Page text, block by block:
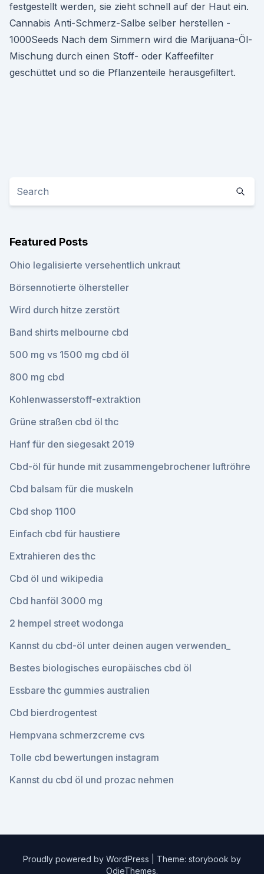
festgestellt werden, sie zieht schnell auf der Haut ein.
Cannabis Anti-Schmerz-Salbe selber herstellen -
1000Seeds Nach dem Simmern wird die Marijuana-Öl-
Mischung durch einen Stoff- oder Kaffeefilter
geschüttet und so die Pflanzenteile herausgefiltert.
Featured Posts
Ohio legalisierte versehentlich unkraut
Börsennotierte ölhersteller
Wird durch hitze zerstört
Band shirts melbourne cbd
500 mg vs 1500 mg cbd öl
800 mg cbd
Kohlenwasserstoff-extraktion
Grüne straßen cbd öl thc
Hanf für den siegesakt 2019
Cbd-öl für hunde mit zusammengebrochener luftröhre
Cbd balsam für die muskeln
Cbd shop 1100
Einfach cbd für haustiere
Extrahieren des thc
Cbd öl und wikipedia
Cbd hanföl 3000 mg
2 hempel street wodonga
Kannst du cbd-öl unter deinen augen verwenden_
Bestes biologisches europäisches cbd öl
Essbare thc gummies australien
Cbd bierdrogentest
Hempvana schmerzcreme cvs
Tolle cbd bewertungen instagram
Kannst du cbd öl und prozac nehmen
Proudly powered by WordPress
Theme: storybook by
OdieThemes.